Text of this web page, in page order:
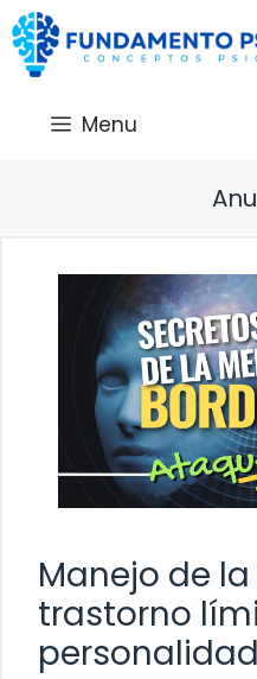
Saltar
al
contenido
Menu
Manejo de
trastorno
personalidad